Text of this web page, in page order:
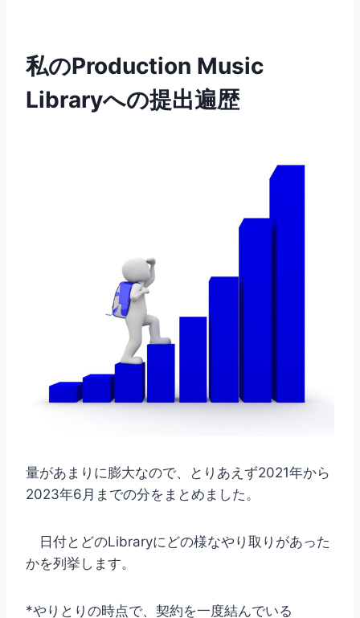
私のProduction Music
Libraryへの提出遍歴
量があまりに膨大なので、とりあえず2021年から
2023年6月までの分をまとめました。
日付とどのLibraryにどの様なやり取りがあった
かを列挙します。
*やりとりの時点で、契約を一度結んでいる